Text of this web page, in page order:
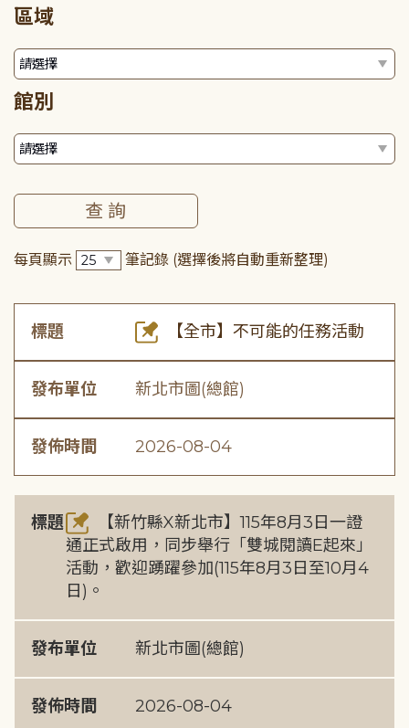
區域
館別
每頁顯示 筆記錄 (選擇後將自動重新整理)
標題 【全市】不可能的任務活動
發布單位 新北市圖(總館)
發佈時間 2026-08-04
標題
【新竹縣X新北市】115年8月3日一證
通正式啟用，同步舉行「雙城閱讀E起來」
活動，歡迎踴躍參加(115年8月3日至10月4
日)。
發布單位 新北市圖(總館)
發佈時間 2026-08-04